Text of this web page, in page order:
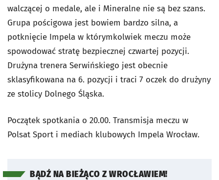
walczącej o medale, ale i Mineralne nie są bez szans.
Grupa pościgowa jest bowiem bardzo silna, a
potknięcie Impela w którymkolwiek meczu może
spowodować stratę bezpiecznej czwartej pozycji.
Drużyna trenera Serwińskiego jest obecnie
sklasyfikowana na 6. pozycji i traci 7 oczek do drużyny
ze stolicy Dolnego Śląska.
Początek spotkania o 20.00. Transmisja meczu w
Polsat Sport i mediach klubowych Impela Wrocław.
BĄDŹ NA BIEŻĄCO Z WROCŁAWIEM!